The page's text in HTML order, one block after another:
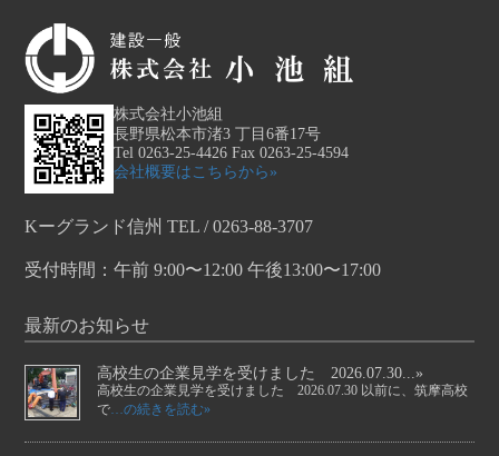
株式会社小池組
長野県松本市渚3 丁目6番17号
Tel 0263-25-4426 Fax 0263-25-4594
会社概要はこちらから»
Kーグランド信州 TEL / 0263-88-3707
受付時間：午前 9:00〜12:00 午後13:00〜17:00
最新のお知らせ
高校生の企業見学を受けました 2026.07.30...»
高校生の企業見学を受けました 2026.07.30 以前に、筑摩高校
で…の続きを読む»